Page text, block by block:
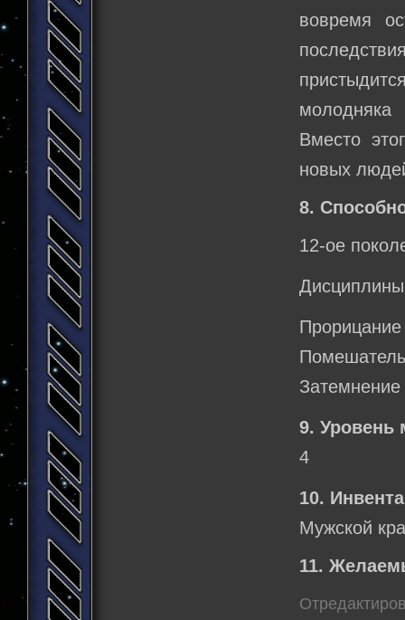
вовремя
Вместо
новых
8.
12-ое
9. Уровень
4
10.
Мужской
11.